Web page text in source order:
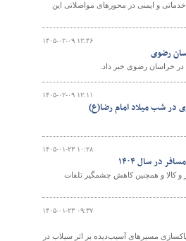
و ایمنی در محورهای مواصلاتی این
۱۴۰۵-۰۲-۰۹ ۱۲:۴۶
۱۴۰۵-۰۲-۰۹ ۱۲:۱۱
در شب میلاد امام رضا(ع)
۱۴۰۵-۰۱-۲۳ ۱۰:۲۸
کالا و همچنین کاهش چشمگیر تلفات
۱۴۰۵-۰۱-۲۳ ۰۹:۳۷
مسیرهای آسیب‌دیده بر اثر سیلاب در